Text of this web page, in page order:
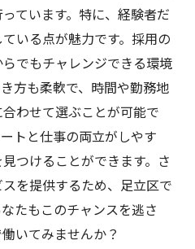
ています。特に、経験者だ
いる点が魅力です。採用の
でもチャレンジできる環境
方も柔軟で、時間や勤務地
わせて選ぶことが可能で
トと仕事の両立がしやす
つけることができます。さ
を提供するため、足立区で
たもこのチャンスを逃さ
いてみませんか？